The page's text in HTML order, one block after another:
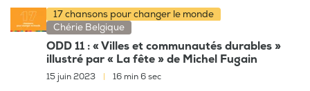
17 chansons pour changer le monde
Chérie Belgique
ODD 11 : « Villes et communautés durables »
illustré par « La fête » de Michel Fugain
15 juin 2023 16 min 6 sec